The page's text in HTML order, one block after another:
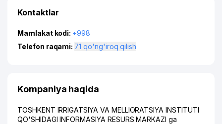
Kontaktlar
Mamlakat kodi: +998
Telefon raqami:
71 qo'ng'iroq qilish
Kompaniya haqida
TOSHKENT IRRIGATSIYA VA MELLIORATSIYA INSTITUTI
QO'SHIDAGI INFORMASIYA RESURS MARKAZI ga